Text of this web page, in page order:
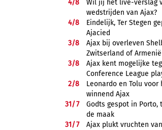
4/8
Wil jij het live-verslag
wedstrijden van Ajax?
4/8
Eindelijk, Ter Stegen
Ajacied
3/8
Ajax bij overleven
Zwitserland of Armenië
3/8
Ajax kent mogelijke
Conference League
2/8
Leonardo en Tolu
winnend Ajax
31/7
Godts gespot in Porto,
de maak
31/7
Ajax plukt vruchten